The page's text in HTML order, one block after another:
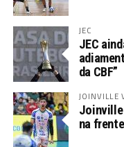
JEC
JEC
da CBF”
JOINVILLE
Joinville
na